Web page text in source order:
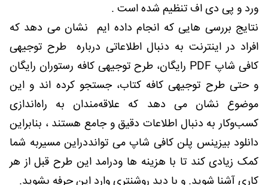
ورد و پی دی اف تنظیم شده است .
نتایج بررسی هایی که انجام داده ایم نشان می دهد که
افراد در اینترنت به دنبال اطلاعاتی درباره طرح توجیهی
کافی شاپ PDF رایگان، طرح توجیهی کافه رستوران رایگان
و حتی طرح توجیهی کافه کتاب، جستجو کرده اند و این
موضوع نشان می دهد که علاقه‌مندان به راه‌اندازی
کسب‌وکار به دنبال اطلاعات دقیق و جامع هستند ، بنابراین
دانلود بیزینس پلن کافی شاپ می توانددراین مسیربه شما
کمک زیادی کند تا با هزینه ها ودرامد این طرح قبل از هر
کاری آشنا شوید. و با دید روشنتری وارد این حرفه بشوید.